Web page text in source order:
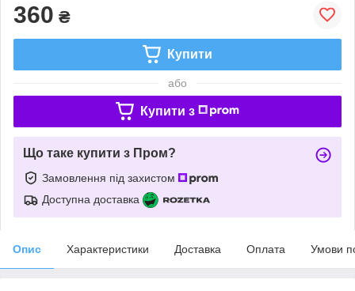
360 ₴
Купити
або
Купити з
Що таке купити з Пром?
Замовлення під захистом
Доступна доставка
Опис Характеристики Доставка Оплата Умови